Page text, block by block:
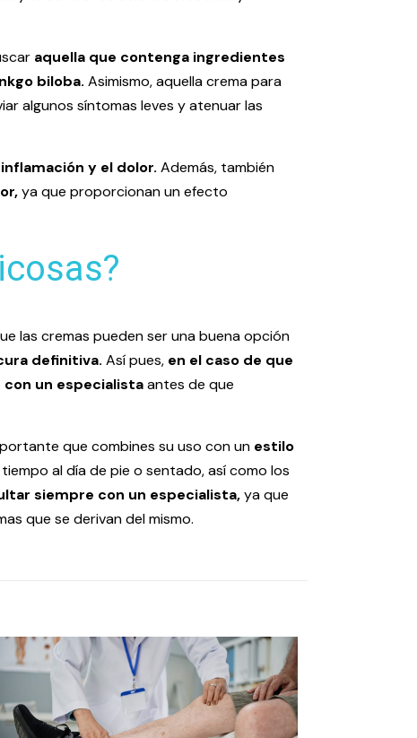
aquella que contenga ingredientes
biloba. Asimismo, aquella crema para
algunos síntomas leves y atenuar las
y el dolor. Además, también
ya que proporcionan un efecto
las cremas pueden ser una buena opción
definitiva. Así pues, en el caso de que
un especialistaantes de que
que combines su uso con un estilo
al día de pie o sentado, así como los
siempre con un especialista,ya que
que se derivan del mismo.